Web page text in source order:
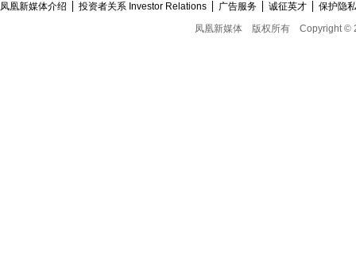
凤凰新媒体介绍 投资者关系 Investor Relations 广告服务 诚征英才
保护隐
凤凰新媒体
版权所有 Copyright ©